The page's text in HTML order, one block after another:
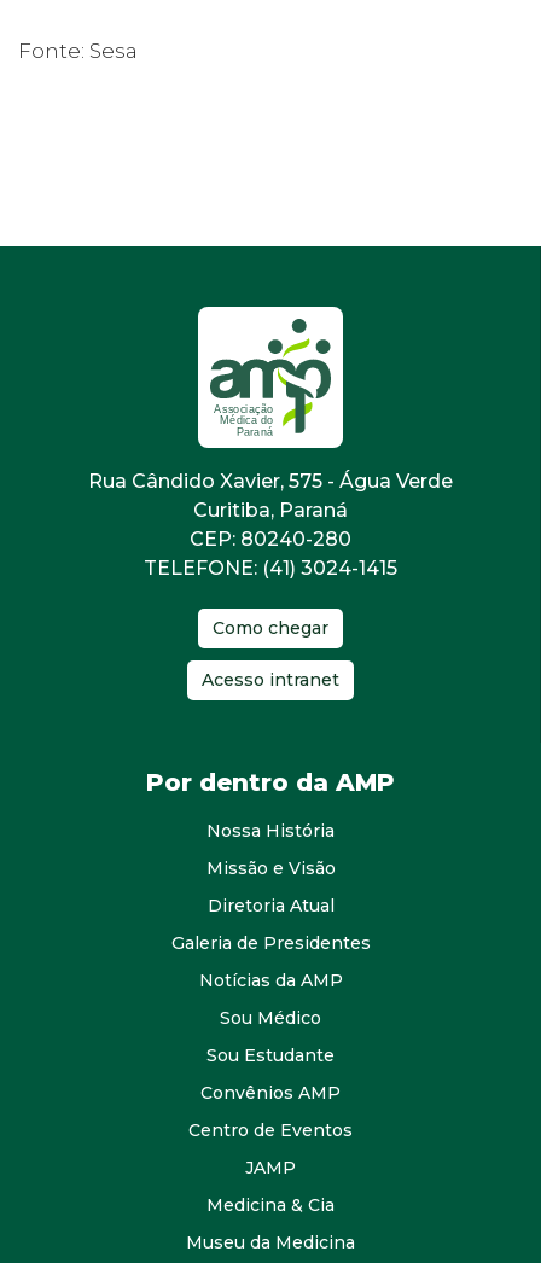
Fonte: Sesa
Rua Cândido Xavier, 575 - Água Verde
Curitiba, Paraná
CEP: 80240-280
TELEFONE: (41) 3024-1415
Como chegar
Acesso intranet
Por dentro da AMP
Nossa História
Missão e Visão
Diretoria Atual
Galeria de Presidentes
Notícias da AMP
Sou Médico
Sou Estudante
Convênios AMP
Centro de Eventos
JAMP
Medicina & Cia
Museu da Medicina